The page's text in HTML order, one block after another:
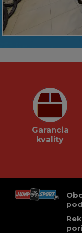
Garancia
kvality